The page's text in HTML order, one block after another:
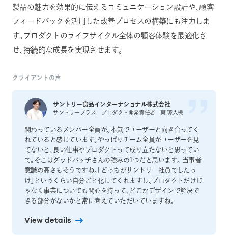
製品の魅力を効果的に伝えるコミュニケーション設計や、顧客
フィードバックを活用した改善プロセスの構築にも注力しま
す。プロダクトのライフサイクル全体の顧客体験を最適化さ
せ、持続的な成長を実現させます。
クライアントの声
サントリー食品インターナショナル株式会社
サントリープラス プロダクト開発責任者 東 琢人様
関わっているメンバー全員が、本気でユーザーと向き合ってく
れていると感じています。やっぱりチーム全員がユーザーを見
てないと、良い仕事やプロダクトって成り立たないと思ってい
て。そこはグッドパッチさんの強みの1つだと思います。 当事者
意識の高さもそうですね。「どっちがサントリー社員でしたっ
け」というくらい自分ごと化してくれますし、プロダクトだけじ
ゃなく事業についても関心を持って、どこかデザインで解決で
きる部分がないかと常に考えていただいていますね。
View details